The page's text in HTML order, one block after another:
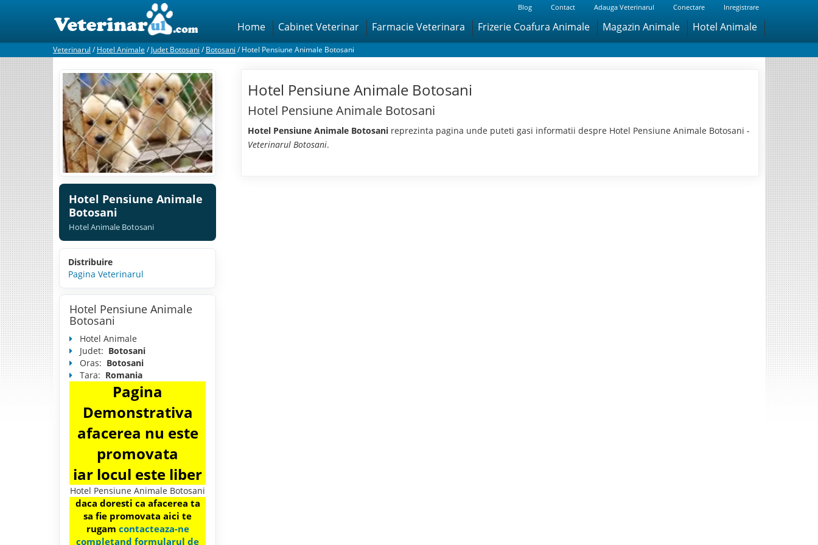
Blog Contact Adauga Veterinarul Conectare Inregistrare
Home Cabinet Veterinar Farmacie Veterinara Frizerie Coafura Animale Magazin Animale Hotel Animale
Veterinarul /Hotel Animale /Judet Botosani /Botosani /Hotel Pensiune Animale Botosani
Hotel Pensiune Animale
Botosani
Hotel Animale Botosani
Distribuire
Pagina Veterinarul
Hotel Pensiune Animale
Botosani
Hotel Animale
Judet: Botosani
Oras: Botosani
Tara: Romania
Pagina
Demonstrativa
afacerea nu este
promovata
iar locul este liber
Hotel Pensiune Animale Botosani
daca doresti ca afacerea ta
sa fie promovata aici te
rugam contacteaza-ne
completand formularul de
Hotel Pensiune Animale Botosani
Hotel Pensiune Animale Botosani
Hotel Pensiune Animale Botosani reprezinta pagina unde puteti gasi informatii despre Hotel Pensiune Animale Botosani -
Veterinarul Botosani.